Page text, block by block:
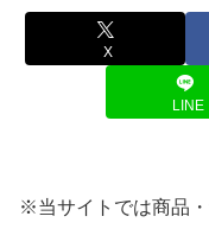
X
LINE
※当サイトでは商品